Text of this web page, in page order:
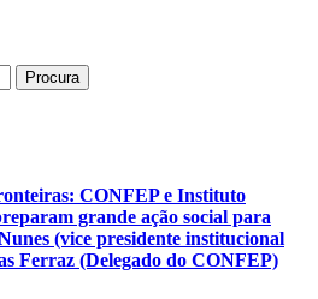
Procura
CONFEP e Instituto
grande ação social para
(vice presidente institucional
Ferraz (Delegado do CONFEP)